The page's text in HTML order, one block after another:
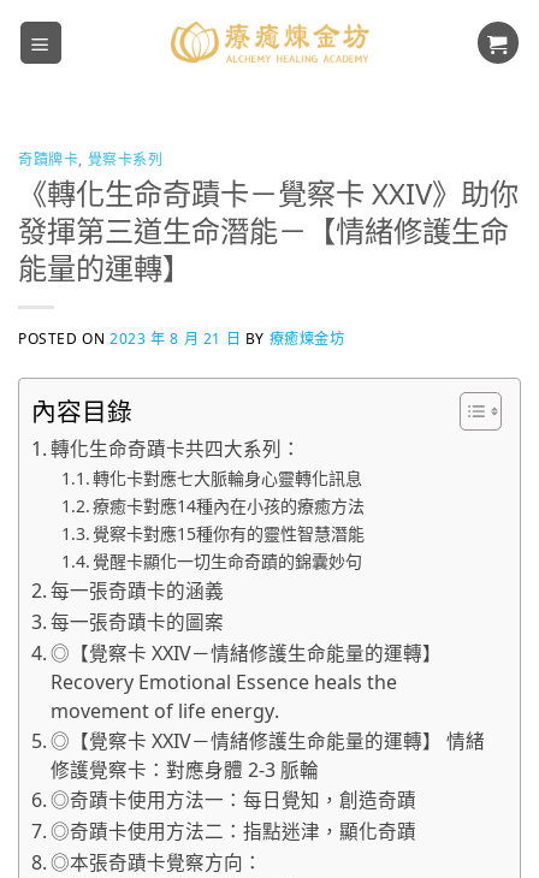
Skip
奇蹟牌卡 覺察卡系列
《轉化生命奇蹟卡－覺察卡 XXIV》助你
發揮第三道生命潛能－【情緒修護生命
能量的運轉】
POSTED ON2023 年 8 月 21 日 BY 療癒煉金坊
內容目錄
轉化生命奇蹟卡共四大系列：
轉化卡對應七大脈輪身心靈轉化訊息
療癒卡對應14種內在小孩的療癒方法
覺察卡對應15種你有的靈性智慧潛能
覺醒卡顯化一切生命奇蹟的錦囊妙句​
每一張奇蹟卡的涵義
每一張奇蹟卡的圖案
◎【覺察卡 XXIV－情緒修護生命能量的運轉】
Recovery Emotional Essence heals the
movement of life energy.
◎【覺察卡 XXIV－情緒修護生命能量的運轉】 情緒
修護覺察卡：對應身體 2-3 脈輪
◎奇蹟卡使用方法一：每日覺知，創造奇蹟
◎奇蹟卡使用方法二：指點迷津，顯化奇蹟
◎本張奇蹟卡覺察方向：